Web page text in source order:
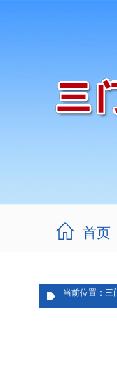
首页
当前位置：三